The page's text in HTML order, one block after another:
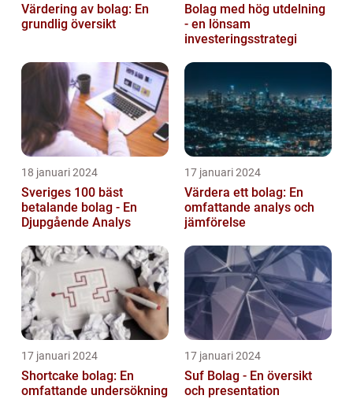
Värdering av bolag: En
grundlig översikt
Bolag med hög utdelning
- en lönsam
investeringsstrategi
18 januari 2024
Sveriges 100 bäst
betalande bolag - En
Djupgående Analys
17 januari 2024
Värdera ett bolag: En
omfattande analys och
jämförelse
17 januari 2024
Shortcake bolag: En
omfattande undersökning
17 januari 2024
Suf Bolag - En översikt
och presentation